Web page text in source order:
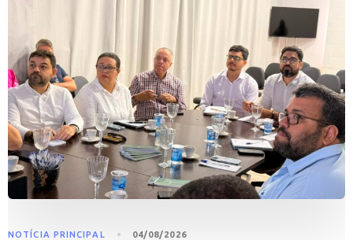
NOTÍCIA PRINCIPAL 04/08/2026